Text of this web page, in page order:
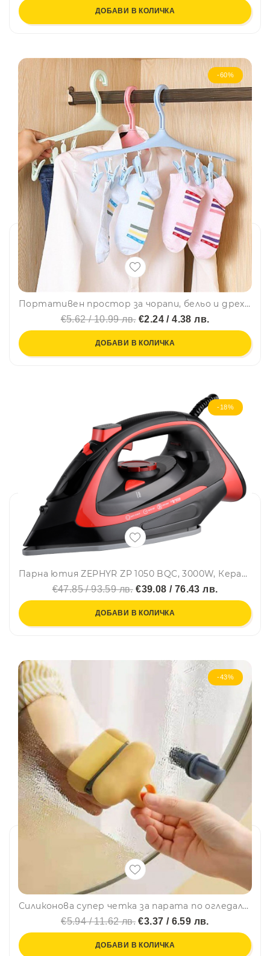
ДОБАВИ В КОЛИЧКА
-60%
Портативен простор за чорапи, бельо и дрехи тип закачалка, пластмасов, BF22
€5.62 / 10.99 лв.€2.24 / 4.38 лв.
ДОБАВИ В КОЛИЧКА
-18%
Парна ютия ZEPHYR ZP 1050 BQC, 3000W, Керамична плоча, Вертикално гладене, Самопочистване, Черен/червен
€47.85 / 93.59 лв.€39.08 / 76.43 лв.
ДОБАВИ В КОЛИЧКА
-43%
Силиконова супер четка за парата по огледалото в банята MIRROR CLEANER
€5.94 / 11.62 лв. €3.37 / 6.59 лв.
ДОБАВИ В КОЛИЧКА